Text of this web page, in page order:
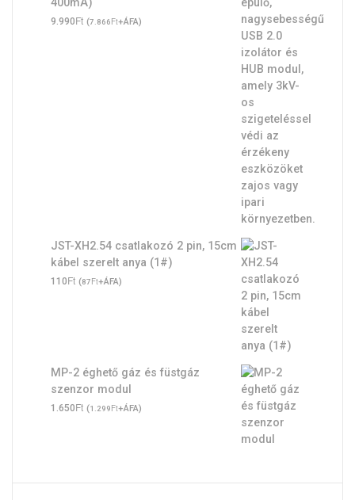
400mA)
9.990Ft (7.866Ft+ÁFA)
JST-XH2.54 csatlakozó 2 pin, 15cm
kábel szerelt anya (1#)
110Ft (87Ft+ÁFA)
MP-2 éghető gáz és füstgáz
szenzor modul
1.650Ft (1.299Ft+ÁFA)